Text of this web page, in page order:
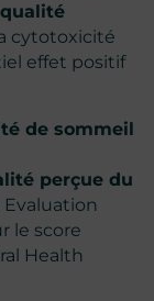
qualité
cytotoxicité
effet positif
de sommeil
perçue du
le score
Health